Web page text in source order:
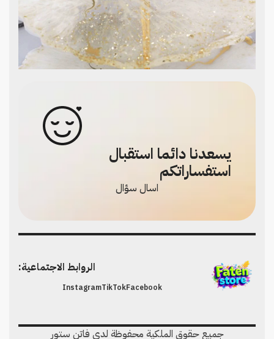
يسعدنا دائما استقبال
استفساراتكم
اسال سؤال
الروابط الاجتماعية:
Facebook
TikTok
Instagram
جميع حقوق الملكية محفوظة لدي فاتن ستور